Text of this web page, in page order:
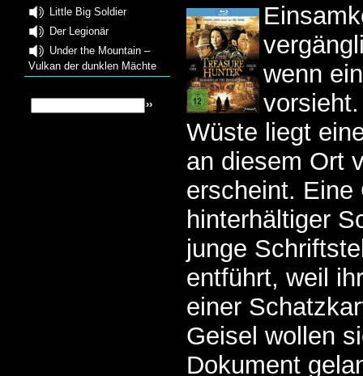
Little Big Soldier
Der Legionär
Under the Mountain –
Vulkan der dunklen Mächte
wenn
Wüste liegt
an diesem Ort
erscheint. Eine
hinterhältiger
junge
entführt, weil
einer
Geisel wollen
Dokument